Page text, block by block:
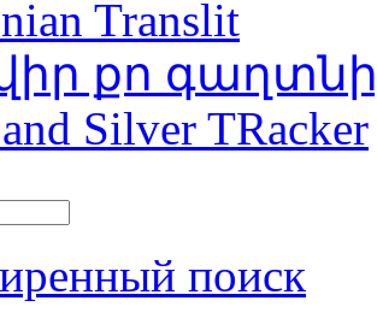
Translit
քո
Silver TRacker
поиск